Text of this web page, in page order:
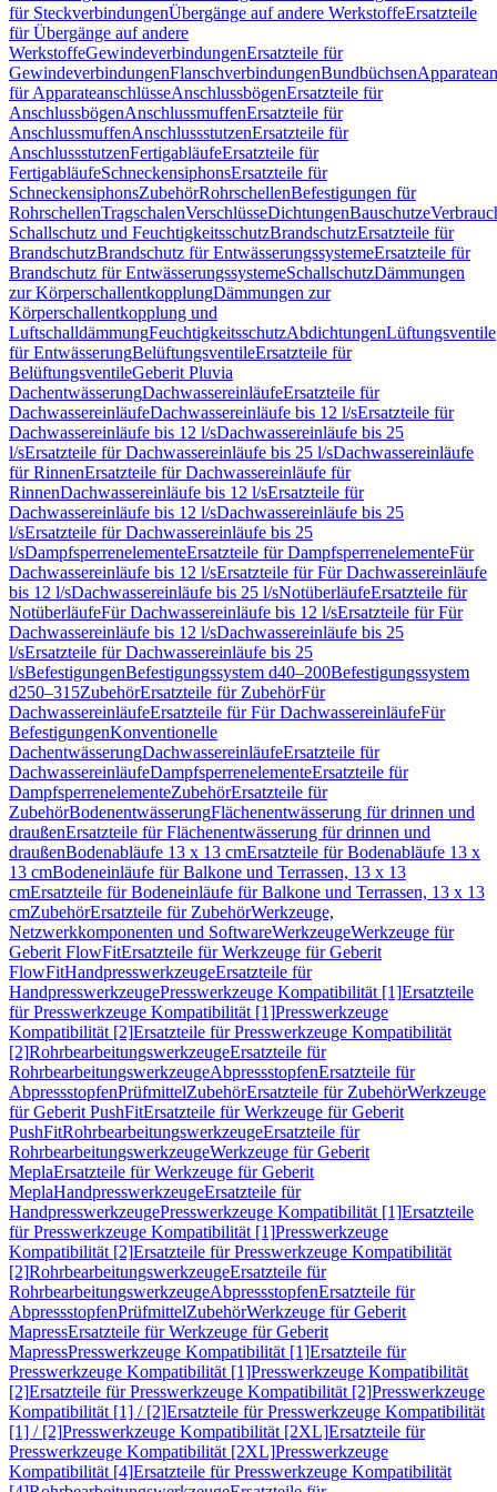
für SteckverbindungenÜbergänge auf andere WerkstoffeErsatzteile
für Übergänge auf andere
WerkstoffeGewindeverbindungenErsatzteile für
GewindeverbindungenFlanschverbindungenBundbüchsen
für ApparateanschlüsseAnschlussbögenErsatzteile für
AnschlussbögenAnschlussmuffenErsatzteile für
AnschlussmuffenAnschlussstutzenErsatzteile für
AnschlussstutzenFertigabläufeErsatzteile für
FertigabläufeSchneckensiphonsErsatzteile für
SchneckensiphonsZubehörRohrschellenBefestigungen für
RohrschellenTragschalenVerschlüsseDichtungenBauschutze
Schallschutz und FeuchtigkeitsschutzBrandschutzErsatzteile für
BrandschutzBrandschutz für EntwässerungssystemeErsatzteile für
Brandschutz für EntwässerungssystemeSchallschutzDämmungen
zur KörperschallentkopplungDämmungen zur
Körperschallentkopplung und
LuftschalldämmungFeuchtigkeitsschutzAbdichtungenLüftungsventile
für EntwässerungBelüftungsventileErsatzteile für
BelüftungsventileGeberit Pluvia
DachentwässerungDachwassereinläufeErsatzteile für
DachwassereinläufeDachwassereinläufe bis 12 l/sErsatzteile für
Dachwassereinläufe bis 12 l/sDachwassereinläufe bis 25
l/sErsatzteile für Dachwassereinläufe bis 25 l/sDachwassereinläufe
für RinnenErsatzteile für Dachwassereinläufe für
RinnenDachwassereinläufe bis 12 l/sErsatzteile für
Dachwassereinläufe bis 12 l/sDachwassereinläufe bis 25
l/sErsatzteile für Dachwassereinläufe bis 25
l/sDampfsperrenelementeErsatzteile für DampfsperrenelementeFür
Dachwassereinläufe bis 12 l/sErsatzteile für Für Dachwassereinläufe
bis 12 l/sDachwassereinläufe bis 25 l/sNotüberläufeErsatzteile für
NotüberläufeFür Dachwassereinläufe bis 12 l/sErsatzteile für Für
Dachwassereinläufe bis 12 l/sDachwassereinläufe bis 25
l/sErsatzteile für Dachwassereinläufe bis 25
l/sBefestigungenBefestigungssystem d40–200Befestigungssystem
d250–315ZubehörErsatzteile für ZubehörFür
DachwassereinläufeErsatzteile für Für DachwassereinläufeFür
BefestigungenKonventionelle
DachentwässerungDachwassereinläufeErsatzteile für
DachwassereinläufeDampfsperrenelementeErsatzteile für
DampfsperrenelementeZubehörErsatzteile für
ZubehörBodenentwässerungFlächenentwässerung für drinnen und
draußenErsatzteile für Flächenentwässerung für drinnen und
draußenBodenabläufe 13 x 13 cmErsatzteile für Bodenabläufe 13 x
13 cmBodeneinläufe für Balkone und Terrassen, 13 x 13
cmErsatzteile für Bodeneinläufe für Balkone und Terrassen, 13 x 13
cmZubehörErsatzteile für ZubehörWerkzeuge,
Netzwerkkomponenten und SoftwareWerkzeugeWerkzeuge für
Geberit FlowFitErsatzteile für Werkzeuge für Geberit
FlowFitHandpresswerkzeugeErsatzteile für
HandpresswerkzeugePresswerkzeuge Kompatibilität [1]Ersatzteile
für Presswerkzeuge Kompatibilität [1]Presswerkzeuge
Kompatibilität [2]Ersatzteile für Presswerkzeuge Kompatibilität
[2]RohrbearbeitungswerkzeugeErsatzteile für
RohrbearbeitungswerkzeugeAbpressstopfenErsatzteile für
AbpressstopfenPrüfmittelZubehörErsatzteile für ZubehörWerkzeuge
für Geberit PushFitErsatzteile für Werkzeuge für Geberit
PushFitRohrbearbeitungswerkzeugeErsatzteile für
RohrbearbeitungswerkzeugeWerkzeuge für Geberit
MeplaErsatzteile für Werkzeuge für Geberit
MeplaHandpresswerkzeugeErsatzteile für
HandpresswerkzeugePresswerkzeuge Kompatibilität [1]Ersatzteile
für Presswerkzeuge Kompatibilität [1]Presswerkzeuge
Kompatibilität [2]Ersatzteile für Presswerkzeuge Kompatibilität
[2]RohrbearbeitungswerkzeugeErsatzteile für
RohrbearbeitungswerkzeugeAbpressstopfenErsatzteile für
AbpressstopfenPrüfmittelZubehörWerkzeuge für Geberit
MapressErsatzteile für Werkzeuge für Geberit
MapressPresswerkzeuge Kompatibilität [1]Ersatzteile für
Presswerkzeuge Kompatibilität [1]Presswerkzeuge Kompatibilität
[2]Ersatzteile für Presswerkzeuge Kompatibilität [2]Presswerkzeuge
Kompatibilität [1] / [2]Ersatzteile für Presswerkzeuge Kompatibilität
[1] / [2]Presswerkzeuge Kompatibilität [2XL]Ersatzteile für
Presswerkzeuge Kompatibilität [2XL]Presswerkzeuge
Kompatibilität [4]Ersatzteile für Presswerkzeuge Kompatibilität